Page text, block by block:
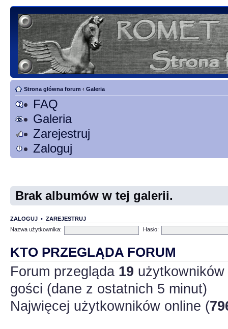
Strona główna forum ‹ Galeria
FAQ
Galeria
Zarejestruj
Zaloguj
Brak albumów w tej galerii.
ZALOGUJ • ZAREJESTRUJ
Nazwa użytkownika:
Hasło:
KTO PRZEGLĄDA FORUM
Forum przegląda 19
gości (dane z ostatnich 5 minut)
Najwięcej użytkowników online (